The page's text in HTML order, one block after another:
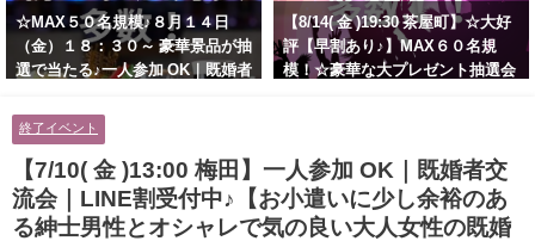
☆MAX５０名規模♪８月１４日
（金）１８：３０～ 豪華景品が抽
選で当たる♪一人参加 OK｜既婚者
に余裕のある健康的なオシャレ男
性と美容好きで優しさのある大人
女性の既婚者限定ビッグパーティ
ー♪＠池袋】
【8/14( 金 )19:30 茶屋町】☆大好
評【早割あり♪】MAX６０名規
模！☆豪華な大プレゼント抽選会
ティー♪＠茶屋町】
終了イベント
【7/10( 金 )13:00 梅田】一人参加 OK｜既婚者交
流会｜LINE割受付中♪【お小遣いに少し余裕のあ
る紳士男性とオシャレで気の良い大人女性の既婚